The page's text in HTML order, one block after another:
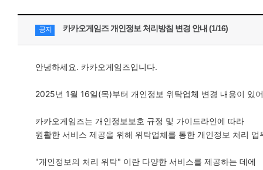
아키에이지 워
아레스 : 라이즈 오브 가디언즈
패스 오브 엑자일 2
공지 카카오게임즈 개인정보 처리방침 변경 안내 (1/16)
안녕하세요. 카카오게임즈입니다.
2025년 1월 16일(목)부터 개인정보 위탁업체 변경 내용이 있
카카오게임즈는 개인정보보호 규정 및 가이드라인에 따라
원활한 서비스 제공을 위해 위탁업체를 통한 개인정보 처리
"개인정보의 처리 위탁" 이란 다양한 서비스를 제공하는 데에